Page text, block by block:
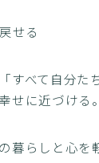
せる
すべて自分た
せに近づける。
暮らしと心を